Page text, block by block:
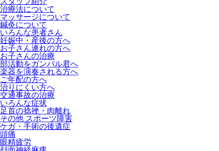
治療法について
マッサージについて
鍼灸について
いろんな患者さん
妊娠中・産後の方へ
お子さん連れの方へ
お子さんの治療
部活動をガンバル君へ
楽器を演奏される方へ
ご年配の方へ
治りにくい方へ
交通事故の治療
いろんな症状
足首の捻挫・肉離れ
その他 スポーツ障害
ケガ・手術の後遺症
頭痛
眼精疲労